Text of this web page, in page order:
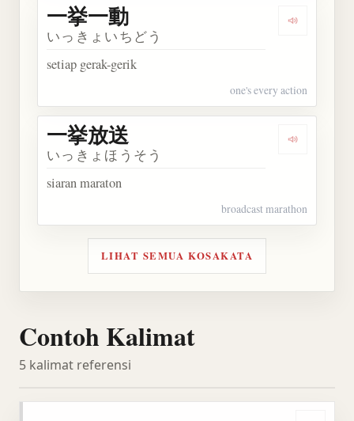
Dengarkan
一挙一動
いっきょいちどう
setiap gerak-gerik
one's every action
Dengarkan
一挙放送
いっきょほうそう
siaran maraton
broadcast marathon
LIHAT SEMUA KOSAKATA
Contoh Kalimat
5 kalimat referensi